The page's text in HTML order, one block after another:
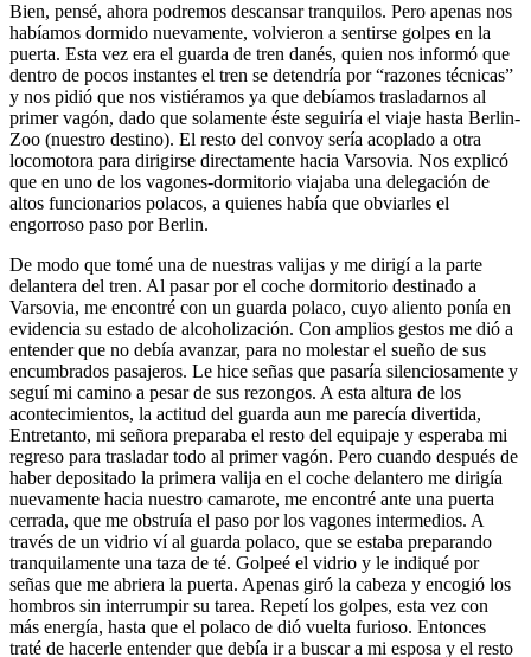
Bien, pensé, ahora podremos descansar tranquilos. Pero apenas nos
habíamos dormido nuevamente, volvieron a sentirse golpes en la
puerta. Esta vez era el guarda de tren danés, quien nos informó que
dentro de pocos instantes el tren se detendría por razones técnicas
y nos pidió que nos vistiéramos ya que debíamos trasladarnos al
primer vagón, dado que solamente éste seguiría el viaje hasta Berlin-
Zoo (nuestro destino). El resto del convoy sería acoplado a otra
locomotora para dirigirse directamente hacia Varsovia. Nos explicó
que en uno de los vagones-dormitorio viajaba una delegación de
altos funcionarios polacos, a quienes había que obviarles el
engorroso paso por Berlin.
De modo que tomé una de nuestras valijas y me dirigí a la parte
delantera del tren. Al pasar por el coche dormitorio destinado a
Varsovia, me encontré con un guarda polaco, cuyo aliento ponía en
evidencia su estado de alcoholización. Con amplios gestos me dió a
entender que no debía avanzar, para no molestar el sueño de sus
encumbrados pasajeros. Le hice señas que pasaría silenciosamente y
seguí mi camino a pesar de sus rezongos. A esta altura de los
acontecimientos, la actitud del guarda aun me parecía divertida,
Entretanto, mi señora preparaba el resto del equipaje y esperaba mi
regreso para trasladar todo al primer vagón. Pero cuando después de
haber depositado la primera valija en el coche delantero me dirigía
nuevamente hacia nuestro camarote, me encon­tré ante una puerta
cerrada, que me obstruía el paso por los vagones intermedios. A
través de un vidrio ví al guarda polaco, que se estaba preparando
tranquilamente una taza de té. Golpeé el vidrio y le indiqué por
señas que me abriera la puerta. Apenas giró la cabeza y encogió los
hombros sin interrumpir su tarea. Repetí los golpes, esta vez con
más energía, hasta que el polaco de dió vuelta furioso. Entonces
traté de hacerle entender que debía ir a buscar a mi esposa y el resto